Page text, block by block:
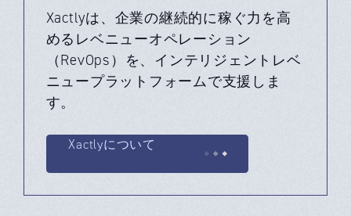
Xactlyは、企業の継続的に稼ぐ力を高
めるレベニューオペレーション
（RevOps）を、インテリジェントレベ
ニュープラットフォームで支援しま
す。
Xactlyについて